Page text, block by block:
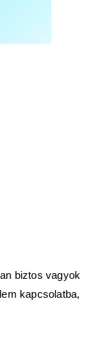
biztos vagyok
kapcsolatba,